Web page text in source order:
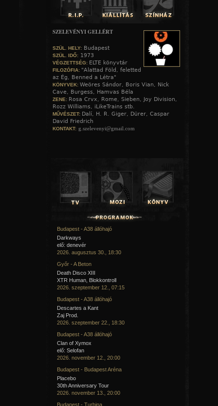
SZELEVÉNYI GELLÉRT
SZÜL. HELY: Budapest
SZÜL. IDŐ: 1973
VÉGZETTSÉG: ELTE könyvtár
FILOZÓFIA: "Alattad Föld, feletted
az Ég, Benned a Létra"
KÖNYVEK: Weöres Sándor, Boris Vian, Nick
Cave, Burgess, Hamvas Béla
ZENE: Rosa Crvx, Rome, Sieben, Joy Division,
Rozz Williams, iLikeTrains stb.
MŰVÉSZET: Dalí, H. R. Giger, Dürer, Caspar
David Friedrich
KONTAKT: g.szelevenyi@gmail.com
Budapest - A38 állóhajó
Darkways
elő: denevér
2026. augusztus 30., 18:30
Győr - A Beton
Death Disco XIII
XTR Human, Blokkontroll
2026. szeptember 12., 07:15
Budapest - A38 állóhajó
Descartes a Kant
Zaj Prod.
2026. szeptember 22., 18:30
Budapest - A38 állóhajó
Clan of Xymox
elő: Selofan
2026. november 12., 20:00
Budapest - Budapest Aréna
Placebo
30th Anniversary Tour
2026. november 13., 20:00
Budapest - Turbina